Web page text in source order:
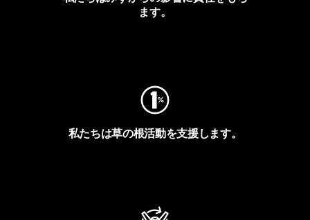
ます。
私たちは草の根活動を支援します。